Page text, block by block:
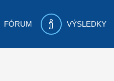
FÓRUM VÝSLEDKY